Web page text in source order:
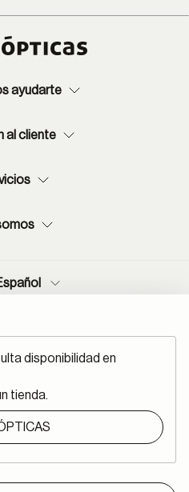
disponibilidad en
tienda.
ayudarte
al cliente
Aviso legal
de compra
Canal denuncias